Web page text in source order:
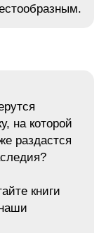
на которой
раздастся
книги